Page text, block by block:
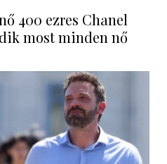
400 ezres Chanel
most minden nő